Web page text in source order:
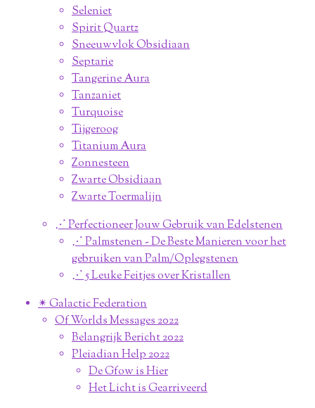
Seleniet
Spirit Quartz
Sneeuwvlok Obsidiaan
Septarie
Tangerine Aura
Tanzaniet
Turquoise
Tijgeroog
Titanium Aura
Zonnesteen
Zwarte Obsidiaan
Zwarte Toermalijn
⋰ Perfectioneer Jouw Gebruik van Edelstenen
⋰ Palmstenen - De Beste Manieren voor het
gebruiken van Palm/Oplegstenen
⋰ 5 Leuke Feitjes over Kristallen
✴︎ Galactic Federation
Of Worlds Messages 2022
Belangrijk Bericht 2022
Pleiadian Help 2022
De Gfow is Hier
Het Licht is Gearriveerd